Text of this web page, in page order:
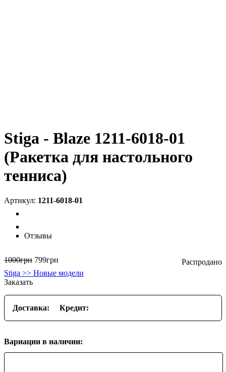
Stiga - Blaze 1211-6018-01
(Ракетка для настольного
тенниса)
1211-6018-01
Отзывы
1000грн 799грн
Stiga >> Новые модели
Заказать
Доставка: Кредит:
Вариации в наличии: